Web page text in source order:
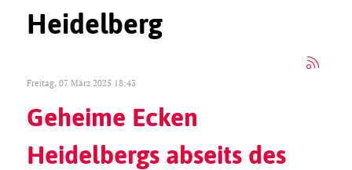
Heidelberg
Freitag, 07 März 2025 18:43
Geheime Ecken
Heidelbergs abseits des